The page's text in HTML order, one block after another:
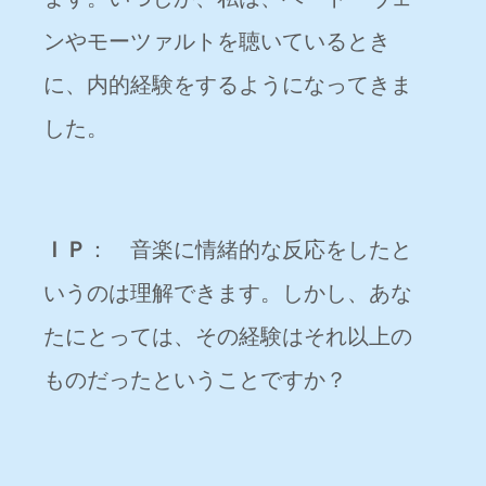
ンやモーツァルトを聴いているとき
に、内的経験をするようになってきま
した。
ＩＰ ： 音楽に情緒的な反応をしたと
いうのは理解できます。しかし、あな
たにとっては、その経験はそれ以上の
ものだったということですか？